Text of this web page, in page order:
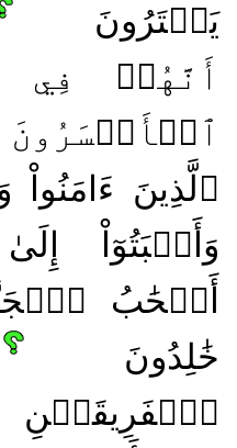
يَفۡتَرُونَ
أَنَّهُمۡ فِي
ٱلَّذِينَ
وَأَخۡبَتُوٓاْ
أَصۡحَٰبُ
خَٰلِدُونَ